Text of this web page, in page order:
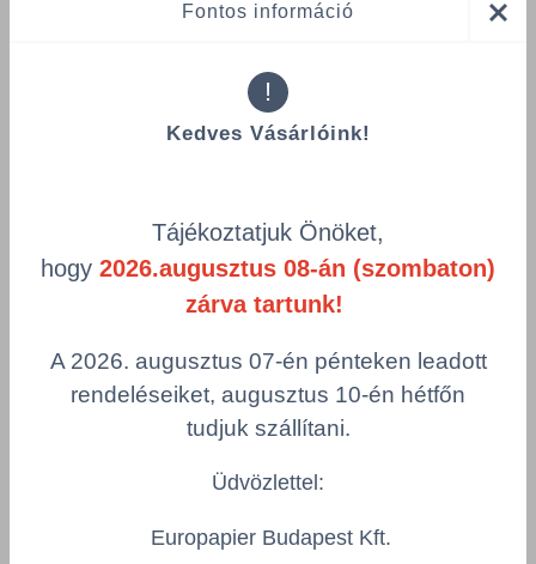
1 db
Összeg csökkentése
Számológép
Többszörös választás
Az Önt érdeklő
termékek
Fontos információ
!
Kedves Vásárlóink!
Tájékoztatjuk Önöket,
hogy 2026.augusztus 08-án (szombaton)
zárva tartunk!
A 2026. augusztus 07-én pénteken leadott
rendeléseiket, augusztus 10-én hétfőn
tudjuk szállítani.
Üdvözlettel:
Europapier Budapest Kft.